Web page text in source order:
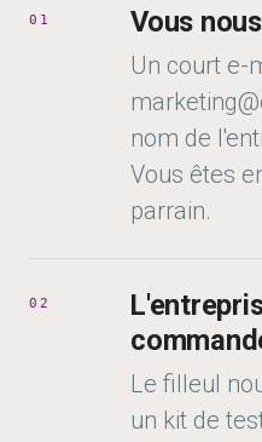
01 Vous
Un court e-
nom de
Vous êtes
parrain.
02
Le filleul
un kit de